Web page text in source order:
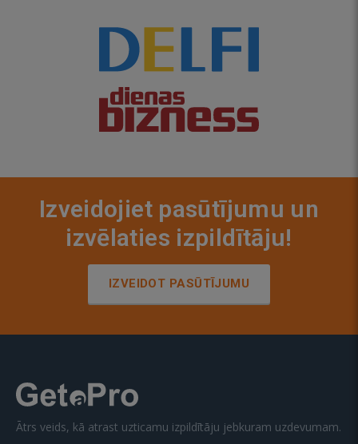
Izveidojiet pasūtījumu un
izvēlaties izpildītāju!
IZVEIDOT PASŪTĪJUMU
Ātrs veids, kā atrast uzticamu izpildītāju jebkuram uzdevumam.